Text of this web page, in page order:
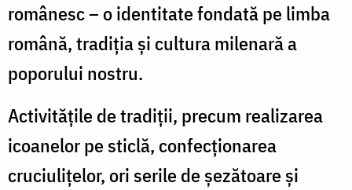
românesc– o identitate fondată pe limba
română, tradiția și cultura milenară a
poporului nostru.
Activitățile de tradiții, precum realizarea
icoanelor pe sticlă, confecționarea
cruciulițelor, ori serile de șezătoare și